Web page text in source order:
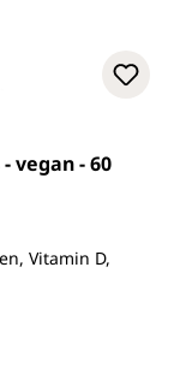
5 Sternen
vegan - 60
Vitamin D,